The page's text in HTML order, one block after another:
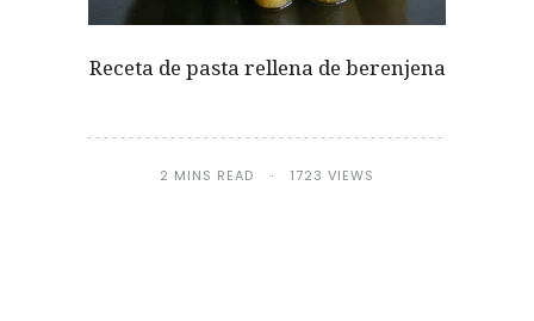
Receta de pasta rellena de berenjena
2 MINS READ 1723 VIEWS